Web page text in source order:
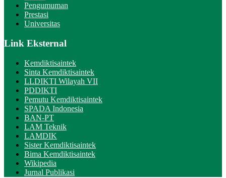
Pengumuman
Prestasi
Universitas
Link Eksternal
Kemdiktisaintek
Sinta Kemdiktisaintek
LLDIKTI Wilayah VII
PDDIKTI
Pemutu Kemdiktisaintek
SPADA Indonesia
BAN-PT
LAM Teknik
LAMDIK
Sister Kemdiktisaintek
Bima Kemdiktisaintek
Wikipedia
Jurnal Publikasi